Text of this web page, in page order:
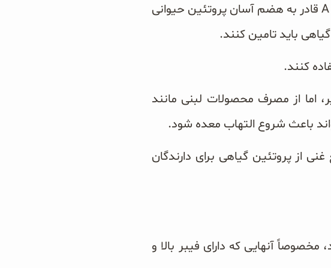
مصرف پروتئین حیوانی باید محدود شود چون دارندگان گروه خون A قادر به هضم آسان پروتئین حیوانی
باید تامین کنند.
کنند.
اما از مصرف محصولات لبنی مانند
باعث شروع التهاب معده شود.
از پروتئین گیاهی برای دارندگان
آنهایی که دارای فیبر بالا و